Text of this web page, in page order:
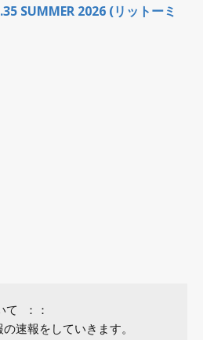
SUMMER 2026 (リットーミ
速報をしていきます。